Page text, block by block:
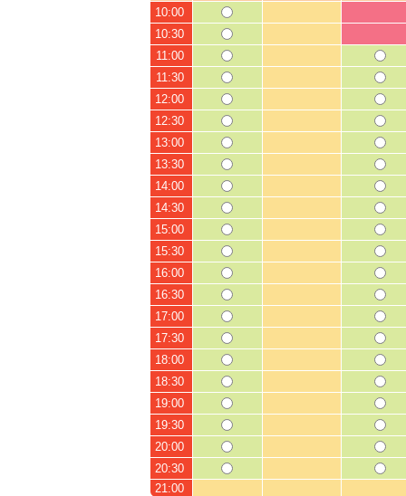
10:00
10:30
11:00
11:30
12:00
12:30
13:00
13:30
14:00
14:30
15:00
15:30
16:00
16:30
17:00
17:30
18:00
18:30
19:00
19:30
20:00
20:30
21:00